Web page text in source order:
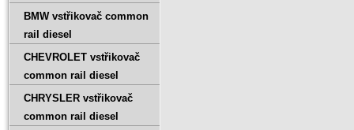
BMW vstřikovač common
rail diesel
CHEVROLET vstřikovač
common rail diesel
CHRYSLER vstřikovač
common rail diesel